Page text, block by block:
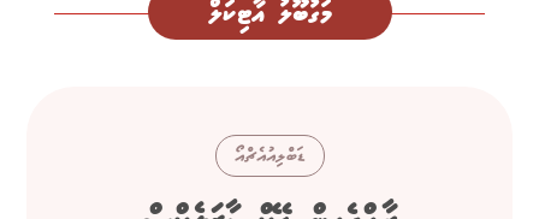
މަގުބޫލު އާޓިކަލް
ޑަބްލިއުއެޗްއޯ